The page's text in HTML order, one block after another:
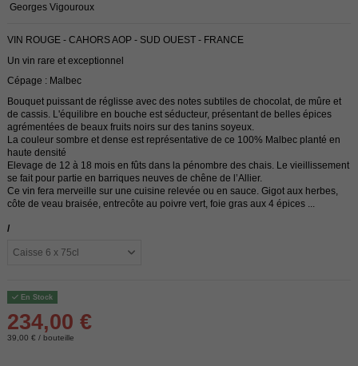
Georges Vigouroux
VIN ROUGE - CAHORS AOP - SUD OUEST - FRANCE
Un vin rare et exceptionnel
Cépage : Malbec
Bouquet puissant de réglisse avec des notes subtiles de chocolat, de mûre et
de cassis. L'équilibre en bouche est séducteur, présentant de belles épices
agrémentées de beaux fruits noirs sur des tanins soyeux.
La couleur sombre et dense est représentative de ce 100% Malbec planté en
haute densité
Elevage de 12 à 18 mois en fûts dans la pénombre des chais. Le vieillissement
se fait pour partie en barriques neuves de chêne de l’Allier.
Ce vin fera merveille sur une cuisine relevée ou en sauce. Gigot aux herbes,
côte de veau braisée, entrecôte au poivre vert, foie gras aux 4 épices ...
/
En Stock
234,00 €
39,00 € / bouteille